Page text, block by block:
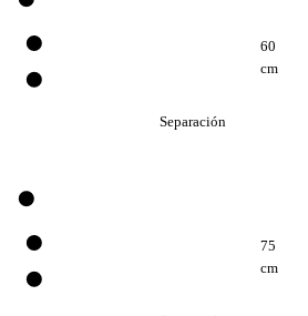
Separación
60
cm
75
cm